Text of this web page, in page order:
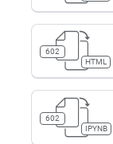
602
HTML
602
IPYNB